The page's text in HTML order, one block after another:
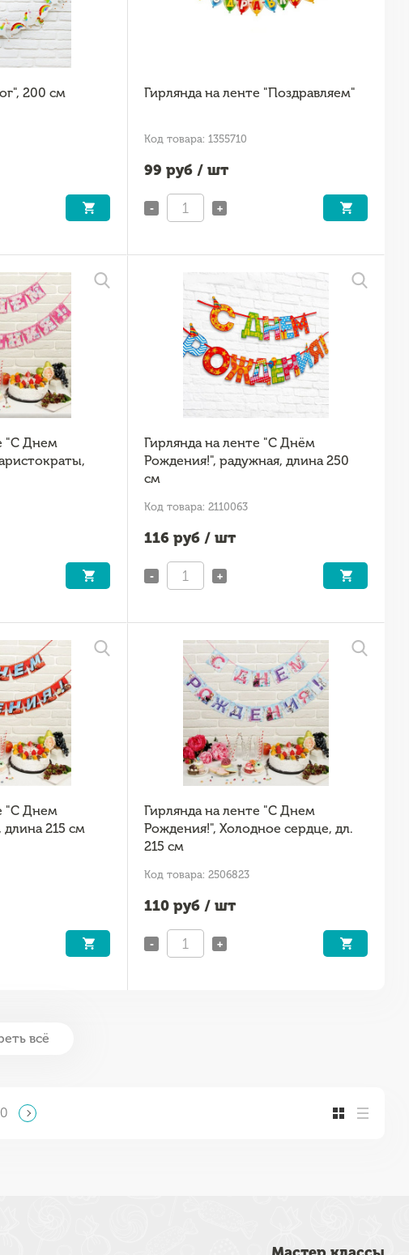
200 см Гирлянда на ленте "Поздравляем"
Код товара: 1355710
99 руб / шт
- +
"С Днем
Гирлянда на ленте "С Днём
Рождения!", радужная, длина 250
см
Код товара: 2110063
116 руб / шт
- +
"С Днем
длина 215 см
Гирлянда на ленте "С Днем
Рождения!", Холодное сердце, дл.
215 см
Код товара: 2506823
110 руб / шт
- +
всё